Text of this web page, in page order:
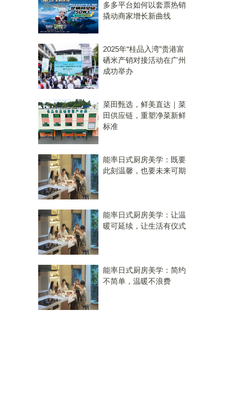
多多平台如何以套票热销
撬动商家增长新曲线
2025年“桂品入湾”贵港富
硒米产销对接活动在广州
成功举办
菜田甄选，鲜美直达｜菜
田供应链，重塑净菜新鲜
标准
能率日式厨房美学：既要
此刻温馨，也要未来可期
能率日式厨房美学：让温
暖可延续，让生活有仪式
能率日式厨房美学：简约
不简单，温暖不浪费